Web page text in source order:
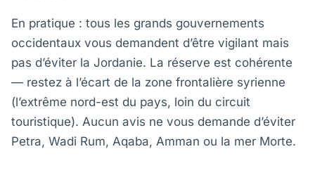
En pratique : tous les grands gouvernements
occidentaux vous demandent d’être vigilant mais
pas d’éviter la Jordanie. La réserve est cohérente
— restez à l’écart de la zone frontalière syrienne
(l’extrême nord-est du pays, loin du circuit
touristique). Aucun avis ne vous demande d’éviter
Petra, Wadi Rum, Aqaba, Amman ou la mer Morte.